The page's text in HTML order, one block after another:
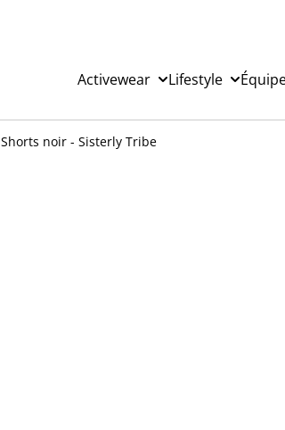
Activewear
Lifestyle
Shorts noir - Sisterly Tribe